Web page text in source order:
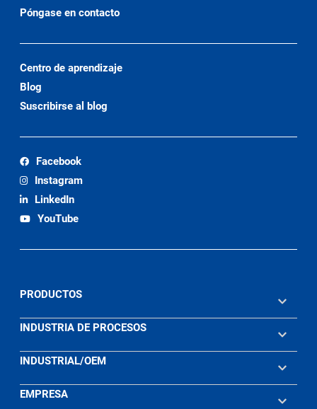
Póngase en contacto
Centro de aprendizaje
Blog
Suscribirse al blog
Facebook
Instagram
LinkedIn
YouTube
PRODUCTOS
INDUSTRIA DE PROCESOS
INDUSTRIAL/OEM
EMPRESA